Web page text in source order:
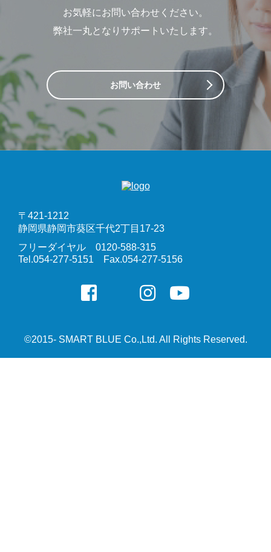
お気軽にお問い合わせください。
弊社一丸となりサポートいたします。
お問い合わせ
〒421-1212
静岡県静岡市葵区千代2丁目17-23
フリーダイヤル 0120-588-315
Tel.054-277-5151 Fax.054-277-5156
©2015- SMART BLUE Co.,Ltd. All Rights Reserved.